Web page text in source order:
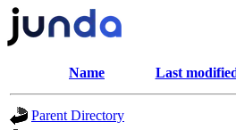
Name Last
Parent Directory